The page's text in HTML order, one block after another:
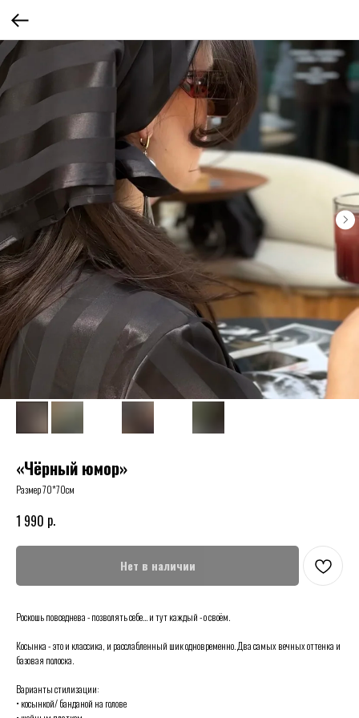
«Чёрный юмор»
Размер 70*70см
1 990 р.
Нет в наличии
Роскошь повседнева - позволять себе… и тут каждый - о своём.
Косынка - это и классика, и расслабленный шик одновременно. Два самых вечных оттенка и
базовая полоска.
Варианты стилизации:
• косынкой/ банданой на голове